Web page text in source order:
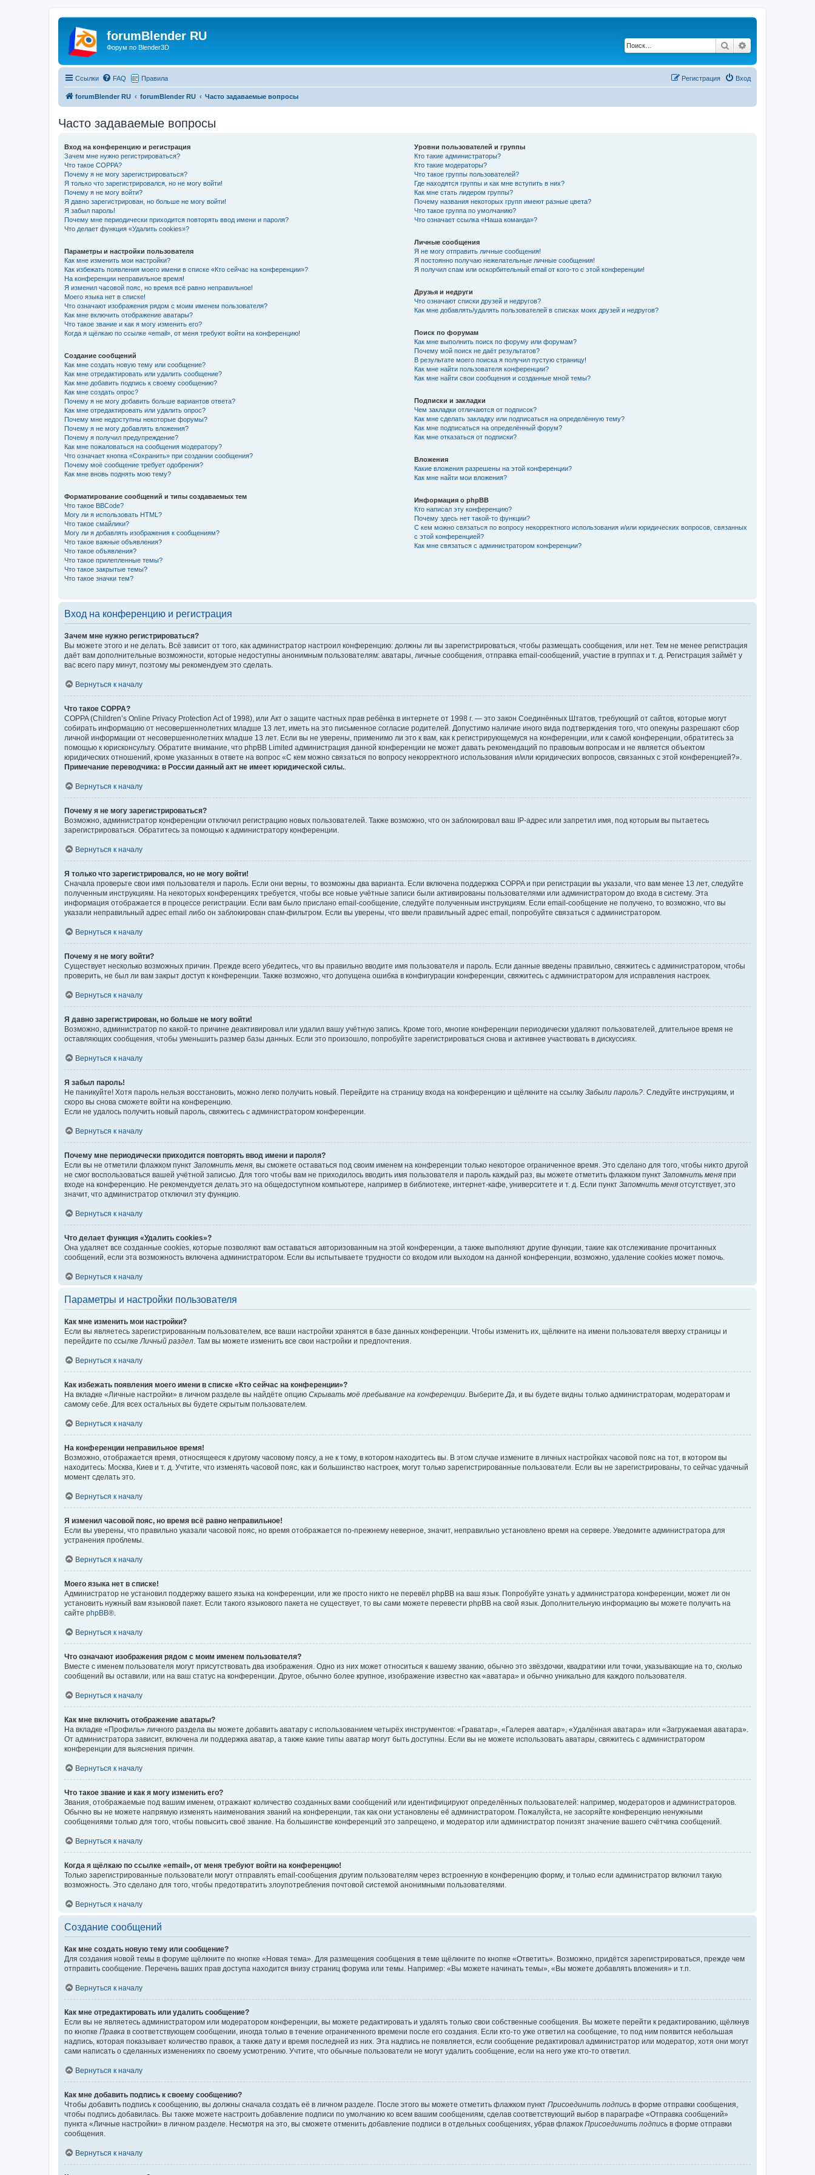
forumBlender RU
Форум по Blender3D Поиск
Ссылки FAQ Правила Вход
Регистрация
forumBlender RU forumBlender RU Часто задаваемые вопросы
Часто задаваемые вопросы
Вход на конференцию и регистрация
Зачем мне нужно регистрироваться?
Что такое COPPA?
Почему я не могу зарегистрироваться?
Я только что зарегистрировался, но не могу войти!
Почему я не могу войти?
Я давно зарегистрирован, но больше не могу войти!
Я забыл пароль!
Почему мне периодически приходится повторять ввод имени и пароля?
Что делает функция «Удалить cookies»?
Параметры и настройки пользователя
Как мне изменить мои настройки?
Как избежать появления моего имени в списке «Кто сейчас на конференции»?
На конференции неправильное время!
Я изменил часовой пояс, но время всё равно неправильное!
Моего языка нет в списке!
Что означают изображения рядом с моим именем пользователя?
Как мне включить отображение аватары?
Что такое звание и как я могу изменить его?
Когда я щёлкаю по ссылке «email», от меня требуют войти на конференцию!
Создание сообщений
Как мне создать новую тему или сообщение?
Как мне отредактировать или удалить сообщение?
Как мне добавить подпись к своему сообщению?
Как мне создать опрос?
Почему я не могу добавить больше вариантов ответа?
Как мне отредактировать или удалить опрос?
Почему мне недоступны некоторые форумы?
Почему я не могу добавлять вложения?
Почему я получил предупреждение?
Как мне пожаловаться на сообщения модератору?
Что означает кнопка «Сохранить» при создании сообщения?
Почему моё сообщение требует одобрения?
Как мне вновь поднять мою тему?
Форматирование сообщений и типы создаваемых тем
Что такое BBCode?
Могу ли я использовать HTML?
Что такое смайлики?
Могу ли я добавлять изображения к сообщениям?
Что такое важные объявления?
Что такое объявления?
Что такое прилепленные темы?
Что такое закрытые темы?
Что такое значки тем?
Уровни пользователей и группы
Кто такие администраторы?
Кто такие модераторы?
Что такое группы пользователей?
Где находятся группы и как мне вступить в них?
Как мне стать лидером группы?
Почему названия некоторых групп имеют разные цвета?
Что такое группа по умолчанию?
Что означает ссылка «Наша команда»?
Личные сообщения
Я не могу отправить личные сообщения!
Я постоянно получаю нежелательные личные сообщения!
Я получил спам или оскорбительный email от кого-то с этой конференции!
Друзья и недруги
Что означают списки друзей и недругов?
Как мне добавлять/удалять пользователей в списках моих друзей и недругов?
Поиск по форумам
Как мне выполнить поиск по форуму или форумам?
Почему мой поиск не даёт результатов?
В результате моего поиска я получил пустую страницу!
Как мне найти пользователя конференции?
Как мне найти свои сообщения и созданные мной темы?
Подписки и закладки
Чем закладки отличаются от подписок?
Как мне сделать закладку или подписаться на определённую тему?
Как мне подписаться на определённый форум?
Как мне отказаться от подписки?
Вложения
Какие вложения разрешены на этой конференции?
Как мне найти мои вложения?
Информация о phpBB
Кто написал эту конференцию?
Почему здесь нет такой-то функции?
С кем можно связаться по вопросу некорректного использования и/или юридических вопросов, связанных
с этой конференцией?
Как мне связаться с администратором конференции?
Вход на конференцию и регистрация
Зачем мне нужно регистрироваться?
Вы можете этого и не делать. Всё зависит от того, как администратор настроил конференцию: должны ли вы зарегистрироваться, чтобы размещать сообщения, или нет. Тем не менее регистрация
даёт вам дополнительные возможности, которые недоступны анонимным пользователям: аватары, личные сообщения, отправка email-сообщений, участие в группах и т. д. Регистрация займёт у
вас всего пару минут, поэтому мы рекомендуем это сделать.
Вернуться к началу
Что такое COPPA?
COPPA (Children’s Online Privacy Protection Act of 1998), или Акт о защите частных прав ребёнка в интернете от 1998 г. — это закон Соединённых Штатов, требующий от сайтов, которые могут
собирать информацию от несовершеннолетних младше 13 лет, иметь на это письменное согласие родителей. Допустимо наличие иного вида подтверждения того, что опекуны разрешают сбор
личной информации от несовершеннолетних младше 13 лет. Если вы не уверены, применимо ли это к вам, как к регистрирующемуся на конференции, или к самой конференции, обратитесь за
помощью к юрисконсульту. Обратите внимание, что phpBB Limited администрация данной конференции не может давать рекомендаций по правовым вопросам и не является объектом
юридических отношений, кроме указанных в ответе на вопрос «С кем можно связаться по вопросу некорректного использования и/или юридических вопросов, связанных с этой конференцией?».
Примечание переводчика: в России данный акт не имеет юридической силы.
Вернуться к началу
Почему я не могу зарегистрироваться?
Возможно, администратор конференции отключил регистрацию новых пользователей. Также возможно, что он заблокировал ваш IP-адрес или запретил имя, под которым вы пытаетесь
зарегистрироваться. Обратитесь за помощью к администратору конференции.
Вернуться к началу
Я только что зарегистрировался, но не могу войти!
Сначала проверьте свои имя пользователя и пароль. Если они верны, то возможны два варианта. Если включена поддержка COPPA и при регистрации вы указали, что вам менее 13 лет, следуйте
полученным инструкциям. На некоторых конференциях требуется, чтобы все новые учётные записи были активированы пользователями или администратором до входа в систему. Эта
информация отображается в процессе регистрации. Если вам было прислано email-сообщение, следуйте полученным инструкциям. Если email-сообщение не получено, то возможно, что вы
указали неправильный адрес email либо он заблокирован спам-фильтром. Если вы уверены, что ввели правильный адрес email, попробуйте связаться с администратором.
Вернуться к началу
Почему я не могу войти?
Существует несколько возможных причин. Прежде всего убедитесь, что вы правильно вводите имя пользователя и пароль. Если данные введены правильно, свяжитесь с администратором, чтобы
проверить, не был ли вам закрыт доступ к конференции. Также возможно, что допущена ошибка в конфигурации конференции, свяжитесь с администратором для исправления настроек.
Вернуться к началу
Я давно зарегистрирован, но больше не могу войти!
Возможно, администратор по какой-то причине деактивировал или удалил вашу учётную запись. Кроме того, многие конференции периодически удаляют пользователей, длительное время не
оставляющих сообщения, чтобы уменьшить размер базы данных. Если это произошло, попробуйте зарегистрироваться снова и активнее участвовать в дискуссиях.
Вернуться к началу
Я забыл пароль!
Не паникуйте! Хотя пароль нельзя восстановить, можно легко получить новый. Перейдите на страницу входа на конференцию и щёлкните на ссылку Забыли пароль? . Следуйте инструкциям, и
скоро вы снова сможете войти на конференцию.
Если не удалось получить новый пароль, свяжитесь с администратором конференции.
Вернуться к началу
Почему мне периодически приходится повторять ввод имени и пароля?
Если вы не отметили флажком пункт Запомнить меня , вы сможете оставаться под своим именем на конференции только некоторое ограниченное время. Это сделано для того, чтобы никто другой
не смог воспользоваться вашей учётной записью. Для того чтобы вам не приходилось вводить имя пользователя и пароль каждый раз, вы можете отметить флажком пункт Запомнить меня при
входе на конференцию. Не рекомендуется делать это на общедоступном компьютере, например в библиотеке, интернет-кафе, университете и т. д. Если пункт Запомнить меня отсутствует, это
значит, что администратор отключил эту функцию.
Вернуться к началу
Что делает функция «Удалить cookies»?
Она удаляет все созданные cookies, которые позволяют вам оставаться авторизованным на этой конференции, а также выполняют другие функции, такие как отслеживание прочитанных
сообщений, если эта возможность включена администратором. Если вы испытываете трудности со входом или выходом на данной конференции, возможно, удаление cookies может помочь.
Вернуться к началу
Параметры и настройки пользователя
Как мне изменить мои настройки?
Если вы являетесь зарегистрированным пользователем, все ваши настройки хранятся в базе данных конференции. Чтобы изменить их, щёлкните на имени пользователя вверху страницы и
перейдите по ссылке Личный раздел . Там вы можете изменить все свои настройки и предпочтения.
Вернуться к началу
Как избежать появления моего имени в списке «Кто сейчас на конференции»?
На вкладке «Личные настройки» в личном разделе вы найдёте опцию Скрывать моё пребывание на конференции . Выберите Да , и вы будете видны только администраторам, модераторам и
самому себе. Для всех остальных вы будете скрытым пользователем.
Вернуться к началу
На конференции неправильное время!
Возможно, отображается время, относящееся к другому часовому поясу, а не к тому, в котором находитесь вы. В этом случае измените в личных настройках часовой пояс на тот, в котором вы
находитесь: Москва, Киев и т. д. Учтите, что изменять часовой пояс, как и большинство настроек, могут только зарегистрированные пользователи. Если вы не зарегистрированы, то сейчас удачный
момент сделать это.
Вернуться к началу
Я изменил часовой пояс, но время всё равно неправильное!
Если вы уверены, что правильно указали часовой пояс, но время отображается по-прежнему неверное, значит, неправильно установлено время на сервере. Уведомите администратора для
устранения проблемы.
Вернуться к началу
Моего языка нет в списке!
Администратор не установил поддержку вашего языка на конференции, или же просто никто не перевёл phpBB на ваш язык. Попробуйте узнать у администратора конференции, может ли он
установить нужный вам языковой пакет. Если такого языкового пакета не существует, то вы сами можете перевести phpBB на свой язык. Дополнительную информацию вы можете получить на
сайте phpBB®.
Вернуться к началу
Что означают изображения рядом с моим именем пользователя?
Вместе с именем пользователя могут присутствовать два изображения. Одно из них может относиться к вашему званию, обычно это звёздочки, квадратики или точки, указывающие на то, сколько
сообщений вы оставили, или на ваш статус на конференции. Другое, обычно более крупное, изображение известно как «аватара» и обычно уникально для каждого пользователя.
Вернуться к началу
Как мне включить отображение аватары?
На вкладке «Профиль» личного раздела вы можете добавить аватару с использованием четырёх инструментов: «Граватар», «Галерея аватар», «Удалённая аватара» или «Загружаемая аватара».
От администратора зависит, включена ли поддержка аватар, а также какие типы аватар могут быть доступны. Если вы не можете использовать аватары, свяжитесь с администратором
конференции для выяснения причин.
Вернуться к началу
Что такое звание и как я могу изменить его?
Звания, отображаемые под вашим именем, отражают количество созданных вами сообщений или идентифицируют определённых пользователей: например, модераторов и администраторов.
Обычно вы не можете напрямую изменять наименования званий на конференции, так как они установлены её администратором. Пожалуйста, не засоряйте конференцию ненужными
сообщениями только для того, чтобы повысить своё звание. На большинстве конференций это запрещено, и модератор или администратор понизят значение вашего счётчика сообщений.
Вернуться к началу
Когда я щёлкаю по ссылке «email», от меня требуют войти на конференцию!
Только зарегистрированные пользователи могут отправлять email-сообщения другим пользователям через встроенную в конференцию форму, и только если администратор включил такую
возможность. Это сделано для того, чтобы предотвратить злоупотребления почтовой системой анонимными пользователями.
Вернуться к началу
Создание сообщений
Как мне создать новую тему или сообщение?
Для создания новой темы в форуме щёлкните по кнопке «Новая тема». Для размещения сообщения в теме щёлкните по кнопке «Ответить». Возможно, придётся зарегистрироваться, прежде чем
отправить сообщение. Перечень ваших прав доступа находится внизу страниц форума или темы. Например: «Вы можете начинать темы», «Вы можете добавлять вложения» и т.п.
Вернуться к началу
Как мне отредактировать или удалить сообщение?
Если вы не являетесь администратором или модератором конференции, вы можете редактировать и удалять только свои собственные сообщения. Вы можете перейти к редактированию, щёлкнув
по кнопке Правка в соответствующем сообщении, иногда только в течение ограниченного времени после его создания. Если кто-то уже ответил на сообщение, то под ним появится небольшая
надпись, которая показывает количество правок, а также дату и время последней из них. Эта надпись не появляется, если сообщение редактировал администратор или модератор, хотя они могут
сами написать о сделанных изменениях по своему усмотрению. Учтите, что обычные пользователи не могут удалить сообщение, если на него уже кто-то ответил.
Вернуться к началу
Как мне добавить подпись к своему сообщению?
Чтобы добавить подпись к сообщению, вы должны сначала создать её в личном разделе. После этого вы можете отметить флажком пункт Присоединить подпись в форме отправки сообщения,
чтобы подпись добавилась. Вы также можете настроить добавление подписи по умолчанию ко всем вашим сообщениям, сделав соответствующий выбор в параграфе «Отправка сообщений»
пункта «Личные настройки» в личном разделе. Несмотря на это, вы сможете отменить добавление подписи в отдельных сообщениях, убрав флажок Присоединить подпись в форме отправки
сообщения.
Вернуться к началу